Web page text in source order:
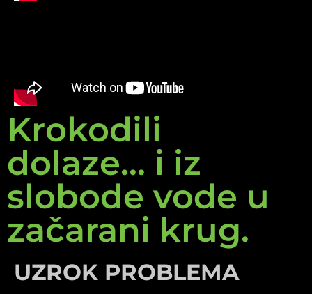
Krokodili
dolaze... i iz
slobode vode u
začarani krug.
UZROK PROBLEMA